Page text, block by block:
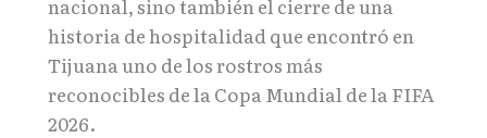
nacional, sino también el cierre de una
historia de hospitalidad que encontró en
Tijuana uno de los rostros más
reconocibles de la Copa Mundial de la FIFA
2026.